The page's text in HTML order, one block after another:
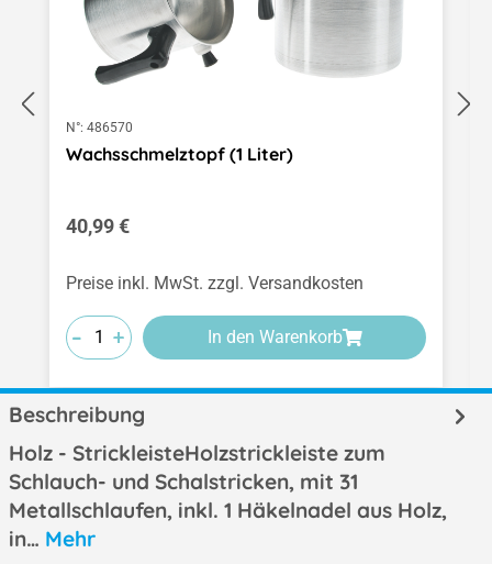
N°: 486570
Wachsschmelztopf (1 Liter)
Regulärer Preis:
40,99 €
Preise inkl. MwSt. zzgl. Versandkosten
-
-
- +
+
+ In den Warenkorb
Beschreibung
Holz - StrickleisteHolzstrickleiste zum
Schlauch- und Schalstricken, mit 31
Metallschlaufen, inkl. 1 Häkelnadel aus Holz,
in… Mehr